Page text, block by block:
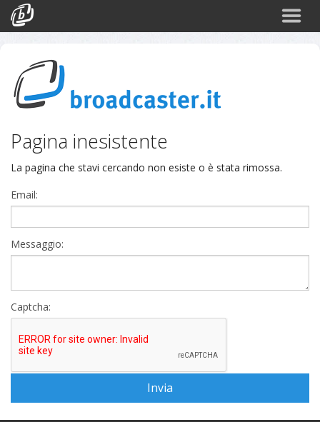
CATEGORIE
Arte e Cultura
Turismo
Corporate
News
Scienza
Pagina inesistente
La pagina che stavi cercando non esiste o è stata rimossa.
Email:
Messaggio:
Captcha: